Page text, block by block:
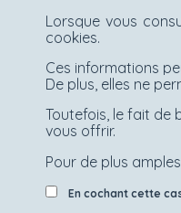
Lorsque vous
cookies.
Ces informations
De plus, elles ne
Toutefois, le fait de
vous offrir.
Pour de plus
En cochant cette